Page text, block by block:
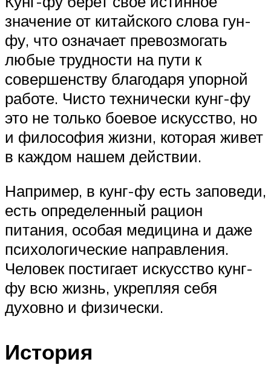
значение от китайского слова гун-
фу, что означает превозмогать
любые трудности на пути к
совершенству благодаря упорной
работе. Чисто технически кунг-фу
это не только боевое искусство, но
и философия жизни, которая живет
в каждом нашем действии.
Например, в кунг-фу есть заповеди,
есть определенный рацион
питания, особая медицина и даже
психологические направления.
Человек постигает искусство кунг-
фу всю жизнь, укрепляя себя
духовно и физически.
История